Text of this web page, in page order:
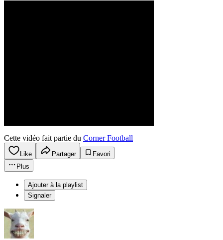
Cette vidéo fait partie du Corner Football
Like Partager
Favori
Plus
Ajouter à la playlist
Signaler